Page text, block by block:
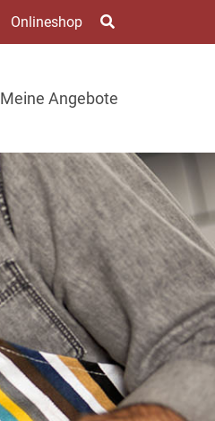
Onlineshop
Meine Angebote